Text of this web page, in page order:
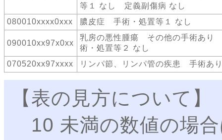
等１ なし 定義副傷病 なし
080010xxxx0xxx
膿皮症 手術・処置等１ なし
090010xx97x0xx
乳房の悪性腫瘍 その他の手術あり
術・処置等２ なし
070520xx97xxxx
リンパ節、リンパ管の疾患 手術あ
【表の見方について】
10 未満の数値の場